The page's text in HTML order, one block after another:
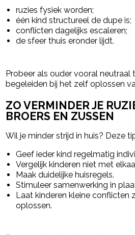
ruzies fysiek worden;
één kind structureel de dupe is;
conflicten dagelijks escaleren;
de sfeer thuis eronder lijdt.
Probeer als ouder vooral neutraal
begeleiden bij het zelf oplossen
ZO VERMINDER JE
BROERS EN ZUSSEN
Wil je minder strijd in huis? Deze
Geef ieder kind regelmatig
Vergelijk kinderen niet met
Maak duidelijke huisregels.
Stimuleer samenwerking in
Laat kinderen kleine conflicten
oplossen.